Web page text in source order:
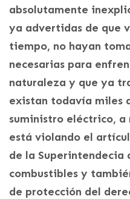
absolutamente
ya advertidas de que
tiempo, no hayan
necesarias para
naturaleza y que ya
existan todavía miles
suministro eléctrico, a
está violando el
de la
combustibles y
de protección del